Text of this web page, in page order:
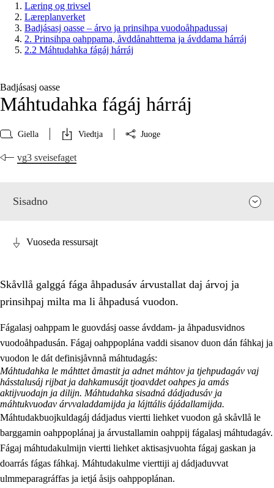
Læring og trivsel
Læreplanverket
Badjásasj oasse – árvo ja prinsihpa vuodoåhpadussaj
2. Prinsihpa oahppama, åvddånahttema ja ávddama hárráj
2.2 Máhtudahka fágáj hárráj
Badjásasj oasse
Máhtudahka fágáj hárráj
Giella Viedtja Juoge
vg3 sveisefaget
Sisadno
2. Prinsihpa oahppama, åvddånahttema ja ávddama hárráj
2.1 Sosiála oahppam ja åvddånibme
2.2 Máhtudahka fágáj hárráj
Vuodulasj tjehpudagá
Vuoseda ressursajt
Skåvllå galggá fága åhpadusáv árvustallat daj árvoj ja
prinsihpaj milta ma li åhpadusá vuodon.
Fágalasj oahppam le guovdásj oasse ávddam- ja åhpadusvidnos
vuodoåhpadusán. Fágaj oahppoplána vaddi sisanov duon dán fáhkaj ja
vuodon le dát definisjåvnnå máhtudagás:
Máhtudahka le máhttet åmastit ja adnet máhtov ja tjehpudagáv vaj
hásstalusáj rijbat ja dahkamusájt tjoavddet oahpes ja amás
aktijvuodajn ja dilijn. Máhtudahka sisadná dádjadusáv ja
máhtukvuodav árvvaladdamijda ja lájttális ájádallamijda.
Máhtudakbuojkuldagáj dádjadus viertti liehket vuodon gå skåvllå le
barggamin oahppoplánaj ja árvustallamin oahppij fágalasj máhtudagáv.
Fágaj máhtudakulmijn viertti liehket aktisasjvuohta fágaj gaskan ja
doarrás fágas fáhkaj. Máhtudakulme vierttiji aj dádjaduvvat
ulmmeparagráffas ja ietjá åsijs oahppoplánan.